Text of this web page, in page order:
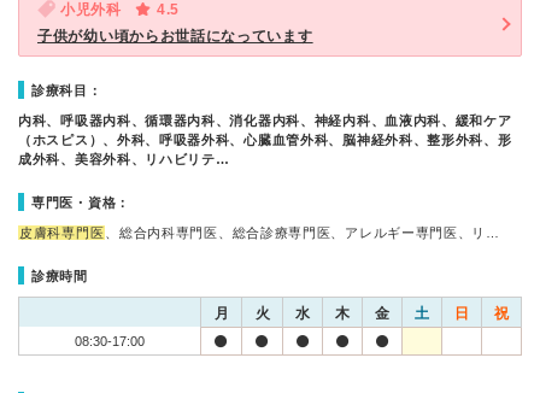
小児外科
4.5
子供が幼い頃からお世話になっています
診療科目：
内科、呼吸器内科、循環器内科、消化器内科、神経内科、血液内科、緩和ケア
（ホスピス）、外科、呼吸器外科、心臓血管外科、脳神経外科、整形外科、形
成外科、美容外科、リハビリテ…
専門医・資格：
皮膚科専門医 、総合内科専門医、総合診療専門医、アレルギー専門医、リ…
診療時間
月 火 水 木 金 土 日 祝
08:30-17:00